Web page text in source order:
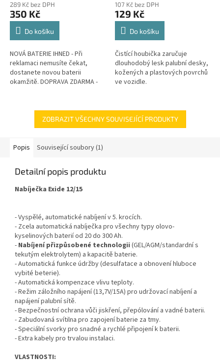
289 Kč bez DPH
350 Kč
Do košíku
NOVÁ BATERIE IHNED - Při
reklamaci nemusíte čekat,
dostanete novou baterii
okamžitě. DOPRAVA ZDARMA -
GARANCE...
107 Kč bez DPH
129 Kč
Do košíku
Čistící houbička zaručuje
dlouhodobý lesk palubní desky,
kožených a plastových povrchů
ve vozidle.
ZOBRAZIT VŠECHNY SOUVISEJÍCÍ PRODUKTY
Popis Související soubory (1)
Detailní popis produktu
Nabíječka Exide 12/15
- Vyspělé, automatické nabíjení v 5. krocích.
- Zcela automatická nabíječka pro všechny typy olovo-
kyselinových baterií od 20 do 300 Ah.
- Nabíjení přizpůsobené technologii (GEL/AGM/standardní s
tekutým elektrolytem) a kapacitě baterie.
- Automatická funkce údržby (desulfatace a obnovení hluboce
vybité beterie).
- Automatická kompenzace vlivu teploty.
- Režim záložního napájení (13,7V/15A) pro udržovací nabíjení a
napájení palubní sítě.
- Bezpečnostní ochrana vůči jiskření, přepólování a vadné baterii.
- Zabudovaná svítilna pro zapojení baterie za tmy.
- Speciální svorky pro snadné a rychlé připojení k baterii.
- Extra kabely pro trvalou instalaci.
VLASTNOSTI: